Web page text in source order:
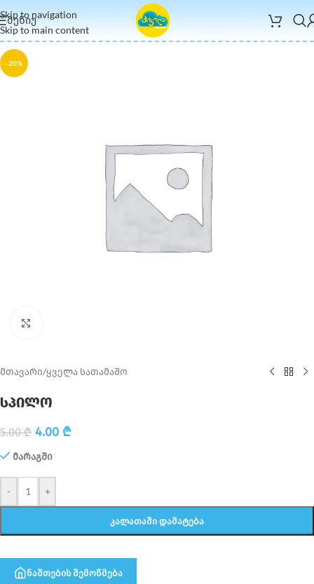
Skip to navigation
Skip to main content
ᲛᲔᲜᲘᲣ
-20%
მთავარი/ყველა სათამაშო
სპილო
5.00₾ 4.00 ₾
მარაგში
- +
ᲙᲐᲚᲐᲗᲐᲨᲘ ᲓᲐᲛᲐᲢᲔᲑᲐ
ნაშთების შემოწმება